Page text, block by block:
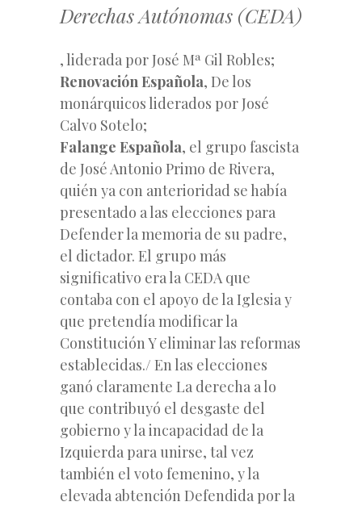
Derechas Autónomas (CEDA)
, liderada por José Mª Gil Robles;
Renovación Española, De los
monárquicos liderados por José
Calvo Sotelo;
Falange Española, el grupo fascista
de José Antonio Primo de Rivera,
quién ya con anterioridad se había
presentado a las elecciones para
Defender la memoria de su padre,
el dictador. El grupo más
significativo era la CEDA que
contaba con el apoyo de la Iglesia y
que pretendía modificar la
Constitución Y eliminar las reformas
establecidas./ En las elecciones
ganó claramente La derecha a lo
que contribuyó el desgaste del
gobierno y la incapacidad de la
Izquierda para unirse, tal vez
también el voto femenino, y la
elevada abtención Defendida por la